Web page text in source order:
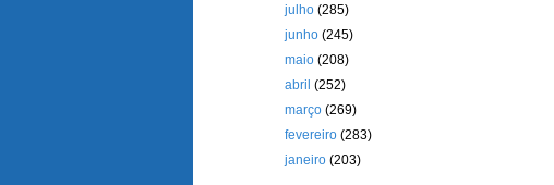
julho(285)
junho(245)
maio(208)
abril(252)
março(269)
fevereiro(283)
janeiro(203)